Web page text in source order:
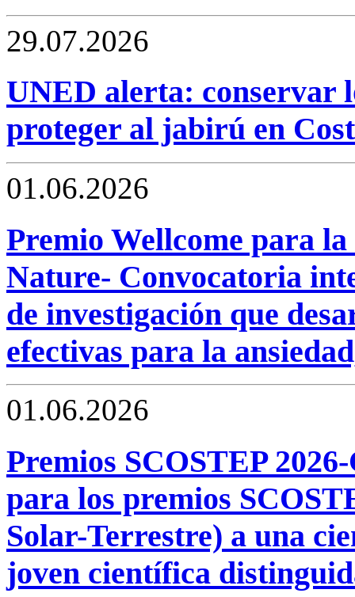
29.07.2026
UNED alerta: conservar
proteger al jabirú en
01.06.2026
Premio Wellcome para
Nature- Convocatoria
de investigación que
efectivas para la
01.06.2026
Premios SCOSTEP
para los premios
Solar-Terrestre) a una
joven científica